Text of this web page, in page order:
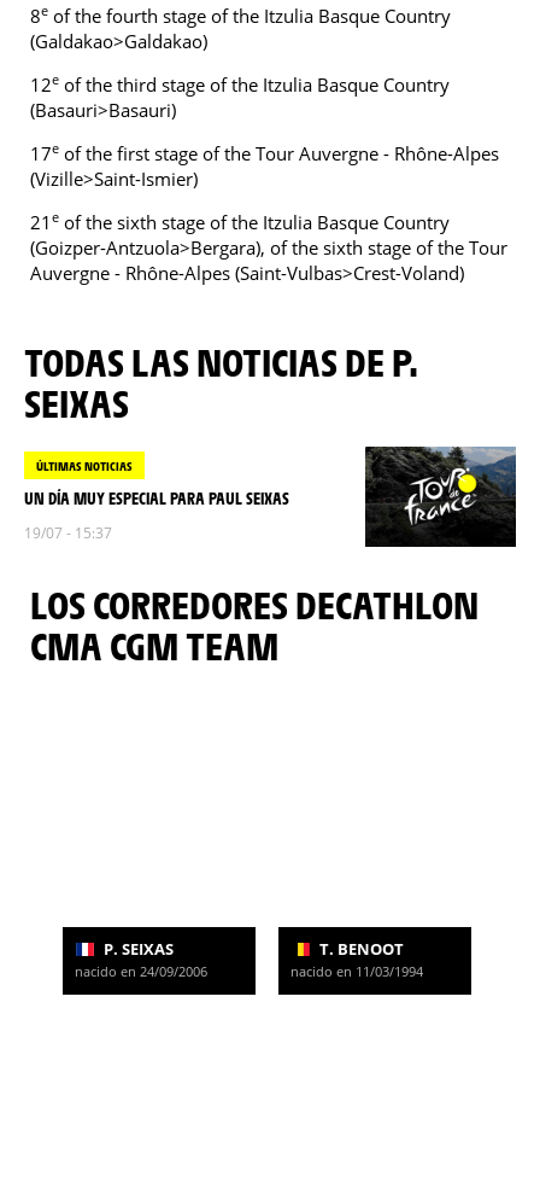
8e of the fourth stage of the Itzulia Basque Country
(Galdakao>Galdakao)
12e of the third stage of the Itzulia Basque Country
(Basauri>Basauri)
17e of the first stage of the Tour Auvergne - Rhône-Alpes
(Vizille>Saint-Ismier)
21 e of the sixth stage of the Itzulia Basque Country
(Goizper-Antzuola>Bergara), of the sixth stage of the Tour
Auvergne - Rhône-Alpes (Saint-Vulbas>Crest-Voland)
TODAS LAS NOTICIAS DE P.
SEIXAS
ÚLTIMAS NOTICIAS
UN DÍA MUY ESPECIAL PARA PAUL SEIXAS
19/07 - 15:37
LOS CORREDORES DECATHLON
CMA CGM TEAM
P. SEIXAS
nacido en 24/09/2006
T. BENOOT
nacido en 11/03/1994